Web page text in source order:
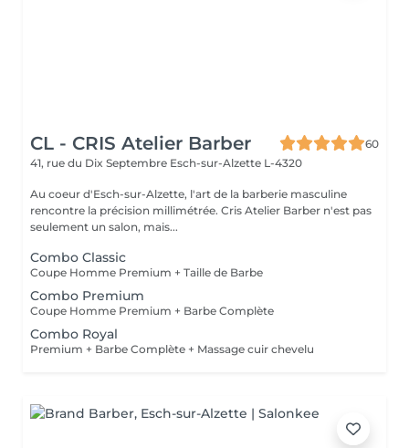
CL - CRIS Atelier Barber
60
41, rue du Dix Septembre Esch-sur-Alzette L-4320
Au coeur d'Esch-sur-Alzette, l'art de la barberie masculine
rencontre la précision millimétrée. Cris Atelier Barber n'est pas
seulement un salon, mais...
Combo Classic
Coupe Homme Premium + Taille de Barbe
Combo Premium
Coupe Homme Premium + Barbe Complète
Combo Royal
Premium + Barbe Complète + Massage cuir chevelu